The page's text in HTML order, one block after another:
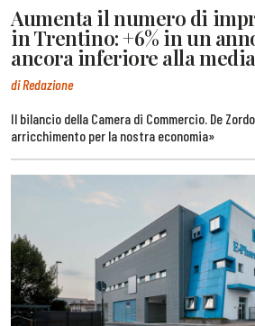
Aumenta il numero di
in Trentino: +6% in un
ancora inferiore alla
di Redazione
Il bilancio della Camera di Commercio. De
arricchimento per la nostra economia»